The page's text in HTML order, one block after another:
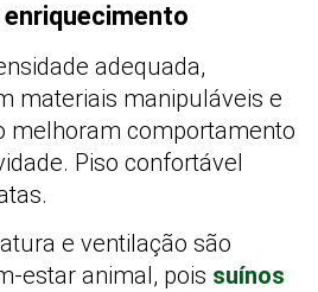
adequada,
materiais manipuláveis e
melhoram comportamento
Piso confortável
e ventilação são
estar animal, pois suínos